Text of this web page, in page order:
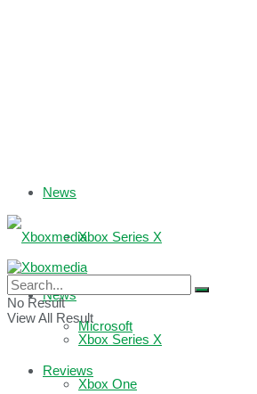
News
Xbox Series X
Microsoft
Reviews
News
Xbox Series X
Xbox One
No Result
View All Result